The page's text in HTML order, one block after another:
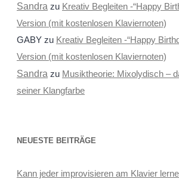
Sandra zu Kreativ Begleiten -“Happy
Version (mit kostenlosen Klaviernoten)
GABYzu Kreativ Begleiten -“Happy
Version (mit kostenlosen Klaviernoten)
Sandra zu Musiktheorie: Mixolydisch –
seiner Klangfarbe
NEUESTE BEITRÄGE
Kann jeder improvisieren am Klavier